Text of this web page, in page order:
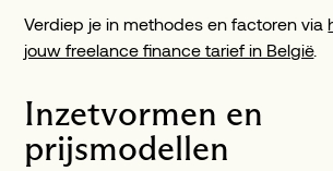
Verdiep je in methodes en factoren via
jouw freelance finance tarief in België.
Inzetvormen en
prijsmodellen